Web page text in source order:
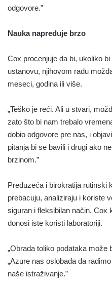
odgovore.”
Nauka napreduje brzo
Cox procenjuje da bi, ukoliko
ustanovu, njihovom radu
meseci, godina ili više.
„Teško je reći. Ali u stvari,
zato što bi nam trebalo
dobio odgovore pre nas, i
pitanja bi se bavili i drugi ako
brzinom.”
Preduzeća i birokratija rutinski
prebacuju, analiziraju i koriste
siguran i fleksibilan način. Cox
donosi iste koristi laboratoriji.
„Obrada toliko podataka može
„Azure nas oslobađa da
naše istraživanje.”